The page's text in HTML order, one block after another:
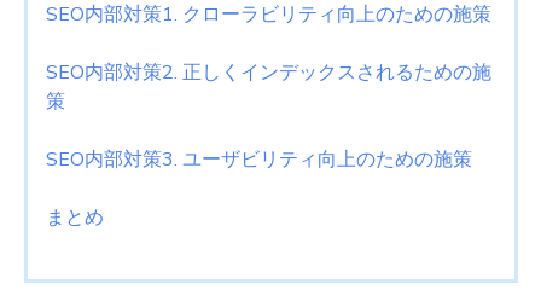
SEO内部対策1. クローラビリティ向上のための施策
SEO内部対策2. 正しくインデックスされるための施
策
SEO内部対策3. ユーザビリティ向上のための施策
まとめ